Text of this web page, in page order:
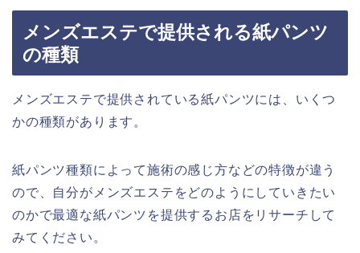
メンズエステで提供される紙パンツ
の種類
メンズエステで提供されている紙パンツには、いくつ
かの種類があります。
紙パンツ種類によって施術の感じ方などの特徴が違う
ので、自分がメンズエステをどのようにしていきたい
のかで最適な紙パンツを提供するお店をリサーチして
みてください。